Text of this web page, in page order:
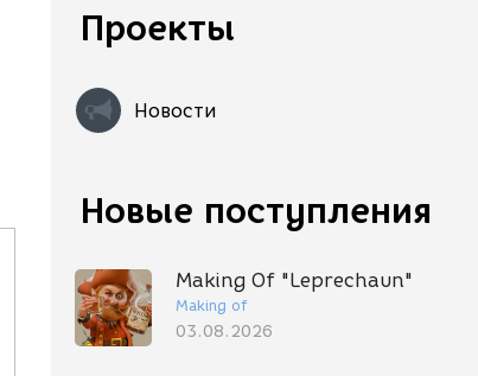
Проекты
Новости
Новые поступления
Making Of "Leprechaun"
Making of
03.08.2026